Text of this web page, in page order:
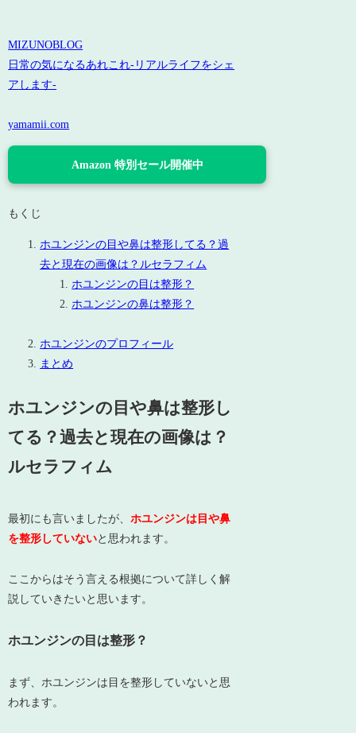
MIZUNOBLOG
日常の気になるあれこれ-リアルライフをシェ
アします-
yamamii.com
Amazon 特別セール開催中
もくじ
ホユンジンの目や鼻は整形してる？過
去と現在の画像は？ルセラフィム
ホユンジンの目は整形？
ホユンジンの鼻は整形？
ホユンジンのプロフィール
まとめ
ホユンジンの目や鼻は整形し
てる？過去と現在の画像は？
ルセラフィム
最初にも言いましたが、ホユンジンは目や鼻
を整形していないと思われます。
ここからはそう言える根拠について詳しく解
説していきたいと思います。
ホユンジンの目は整形？
まず、ホユンジンは目を整形していないと思
われます。